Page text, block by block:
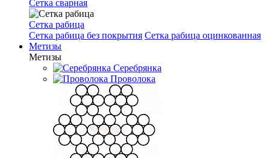
Сетка сварная
Сетка рабица
Сетка рабица без покрытия Сетка рабица оцинкованная
Метизы
Метизы
Серебрянка
Проволока